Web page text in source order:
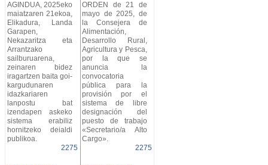
AGINDUA, 2025eko
maiatzaren 21ekoa,
Elikadura, Landa
Garapen,
Nekazaritza eta
Arrantzako
sailburuarena,
zeinaren bidez
iragartzen baita goi-
kargudunaren
idazkariaren
lanpostu bat
izendapen askeko
sistema erabiliz
hornitzeko deialdi
publikoa.
2275
ORDEN de 21 de
mayo de 2025, de
la Consejera de
Alimentación,
Desarrollo Rural,
Agricultura y Pesca,
por la que se
anuncia la
convocatoria
pública para la
provisión por el
sistema de libre
designación del
puesto de trabajo
«Secretario/a Alto
Cargo».
2275